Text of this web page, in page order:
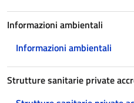
Informazioni ambientali
Informazioni ambientali
Strutture sanitarie private